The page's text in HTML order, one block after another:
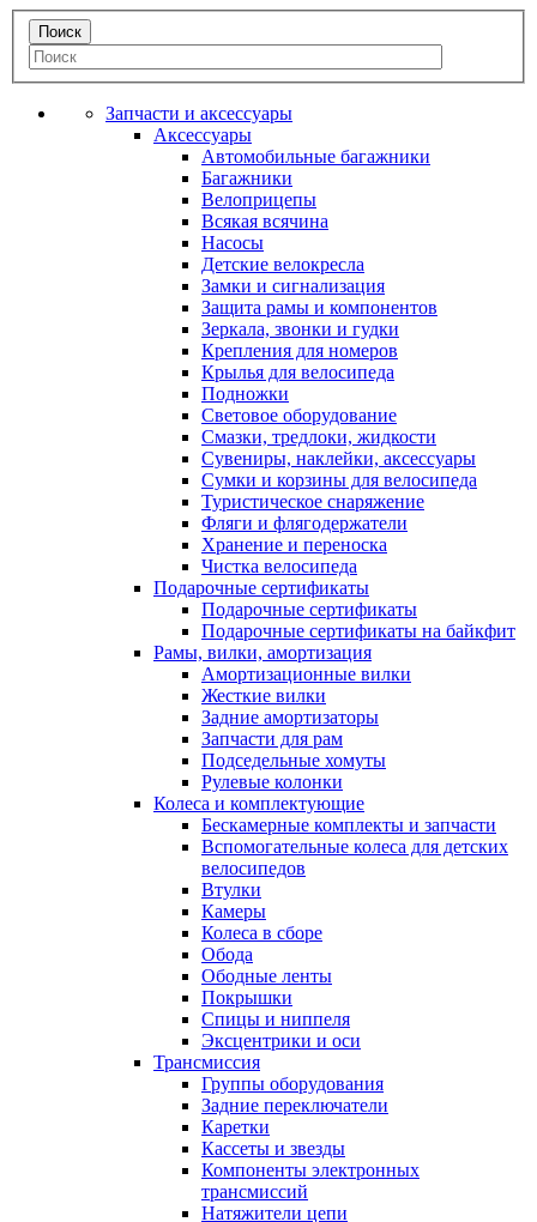
Запчасти и аксессуары
Аксессуары
Автомобильные багажники
Багажники
Велоприцепы
Всякая всячина
Насосы
Детские велокресла
Замки и сигнализация
Защита рамы и компонентов
Зеркала, звонки и гудки
Крепления для номеров
Крылья для велосипеда
Подножки
Световое оборудование
Смазки, тредлоки, жидкости
Сувениры, наклейки, аксессуары
Сумки и корзины для велосипеда
Туристическое снаряжение
Фляги и флягодержатели
Хранение и переноска
Чистка велосипеда
Подарочные сертификаты
Подарочные сертификаты
Подарочные сертификаты на байкфит
Рамы, вилки, амортизация
Амортизационные вилки
Жесткие вилки
Задние амортизаторы
Запчасти для рам
Подседельные хомуты
Рулевые колонки
Колеса и комплектующие
Бескамерные комплекты и запчасти
Вспомогательные колеса для детских
велосипедов
Втулки
Камеры
Колеса в сборе
Обода
Ободные ленты
Покрышки
Спицы и ниппеля
Эксцентрики и оси
Трансмиссия
Группы оборудования
Задние переключатели
Каретки
Кассеты и звезды
Компоненты электронных
трансмиссий
Натяжители цепи